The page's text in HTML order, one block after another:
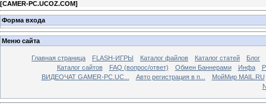
[CAMER-PC.UCOZ.COM]
Форма входа
Меню сайта
Главная страница FLASH-ИГРЫ Каталог файлов Каталог статей
Блог
Каталог сайтов
FAQ (вопрос/ответ) Обмен Баннерами Инфа
ВИДЕОЧАТ GAMER-PC.UC...
Aвто регистрация в п...
МойМир MAIL.RU